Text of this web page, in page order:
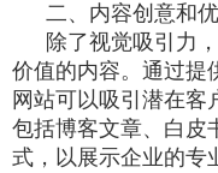
二、内容创意和
除了视觉吸引力
价值的内容。通过提
网站可以吸引潜在客
包括博客文章、白皮
式，以展示企业的专